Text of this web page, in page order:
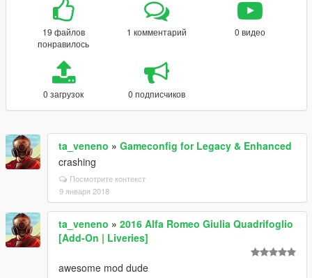
19 файлов
понравилось
1 комментарий 0 видео
0 загрузок 0 подписчиков
ta_veneno » Gameconfig for Legacy & Enhanced
crashing
Посмотрите контекст
9 января 2018
ta_veneno » 2016 Alfa Romeo Giulia Quadrifoglio
[Add-On | Liveries]
awesome mod dude